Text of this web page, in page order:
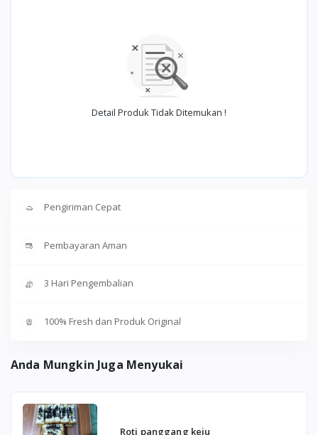
Detail Produk Tidak Ditemukan !
Pengiriman Cepat
Pembayaran Aman
3 Hari Pengembalian
100% Fresh dan Produk Original
Anda Mungkin Juga Menyukai
Roti panggang keju